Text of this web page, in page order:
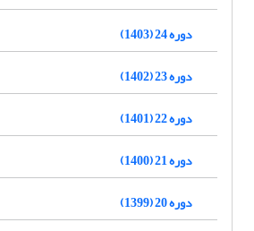
دوره 24 (1403)
دوره 23 (1402)
دوره 22 (1401)
دوره 21 (1400)
دوره 20 (1399)